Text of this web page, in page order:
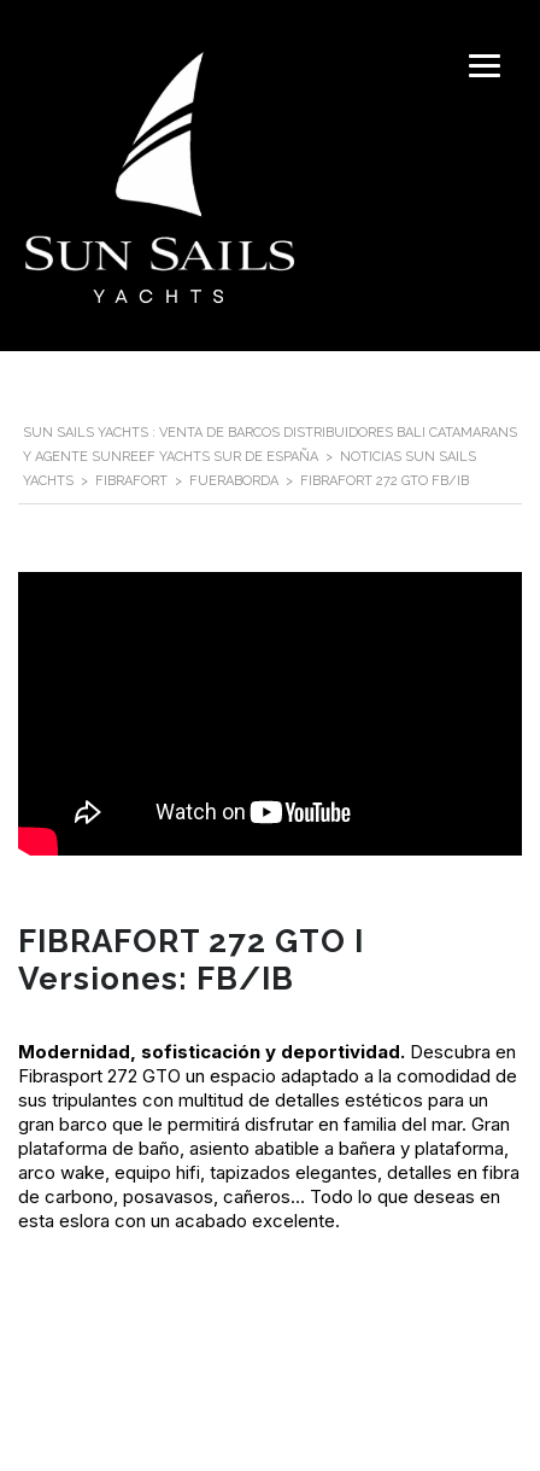
SUN SAILS YACHTS : VENTA DE BARCOS DISTRIBUIDORES BALI CATAMARANS
Y AGENTE SUNREEF YACHTS SUR DE ESPAÑA >
NOTICIAS SUN SAILS
YACHTS > FIBRAFORT > FUERABORDA > FIBRAFORT 272 GTO FB/IB
FIBRAFORT 272 GTO I
Versiones: FB/IB
Modernidad, sofisticación y deportividad. Descubra en
Fibrasport 272 GTO un espacio adaptado a la comodidad de
sus tripulantes con multitud de detalles estéticos para un
gran barco que le permitirá disfrutar en familia del mar. Gran
plataforma de baño, asiento abatible a bañera y plataforma,
arco wake, equipo hifi, tapizados elegantes, detalles en fibra
de carbono, posavasos, cañeros… Todo lo que deseas en
esta eslora con un acabado excelente.